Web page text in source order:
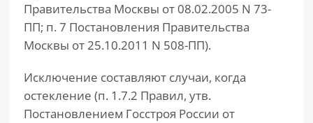
Правительства Москвы от 08.02.2005 N 73-
ПП; п. 7 Постановления Правительства
Москвы от 25.10.2011 N 508-ПП).
Исключение составляют случаи, когда
остекление (п. 1.7.2 Правил, утв.
Постановлением Госстроя России от